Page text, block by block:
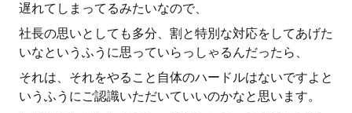
遅れてしまってるみたいなので、
社長の思いとしても多分、割と特別な対応をしてあげた
いなというふうに思っていらっしゃるんだったら、
それは、それをやること自体のハードルはないですよと
いうふうにご認識いただいていいのかなと思います。